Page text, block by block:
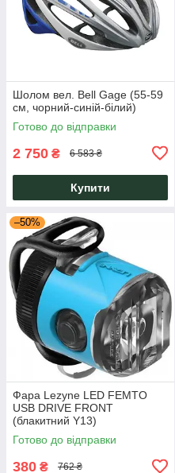
Шолом вел. Bell Gage (55-59
см, чорний-синій-білий)
Готово до відправки
2 750 ₴ 6 583 ₴
Купити
–50%
Фара Lezyne LED FEMTO
USB DRIVE FRONT
(блакитний Y13)
Готово до відправки
380 ₴ 762 ₴